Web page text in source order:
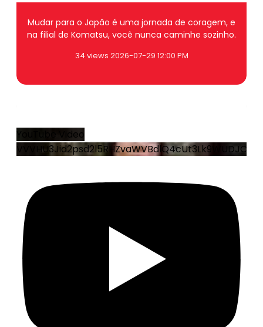
Mudar para o Japão é uma jornada de coragem, e
na filial de Komatsu, você nunca caminhe sozinho.
34 views 2026-07-29 12:00 PM
YouTube Video